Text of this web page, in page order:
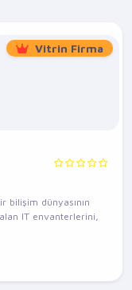
Vitrin Firma
bilişim dünyasının
IT envanterlerini,